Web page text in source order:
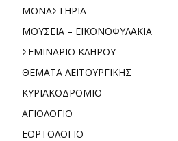
ΜΟΝΑΣΤΗΡΙΑ
ΜΟΥΣΕΙΑ – ΕΙΚΟΝΟΦΥΛΑΚΙΑ
ΣΕΜΙΝΑΡΙΟ ΚΛΗΡΟΥ
ΘΕΜΑΤΑ ΛΕΙΤΟΥΡΓΙΚΗΣ
ΚΥΡΙΑΚΟΔΡΟΜΙΟ
ΑΓΙΟΛΟΓΙΟ
ΕΟΡΤΟΛΟΓΙΟ